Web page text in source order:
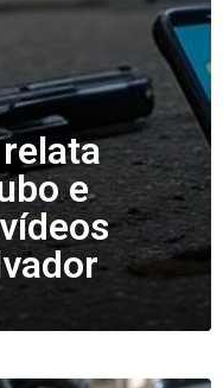
e